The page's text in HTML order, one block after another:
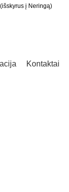
į Neringą)
Kontaktai